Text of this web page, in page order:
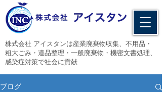
​株式会社 アイスタンは産業廃棄物収集、不用品・
粗大ごみ・遺品整理・一般廃棄物・機密文書処理、
感染症対策で社会に貢献
ブログ